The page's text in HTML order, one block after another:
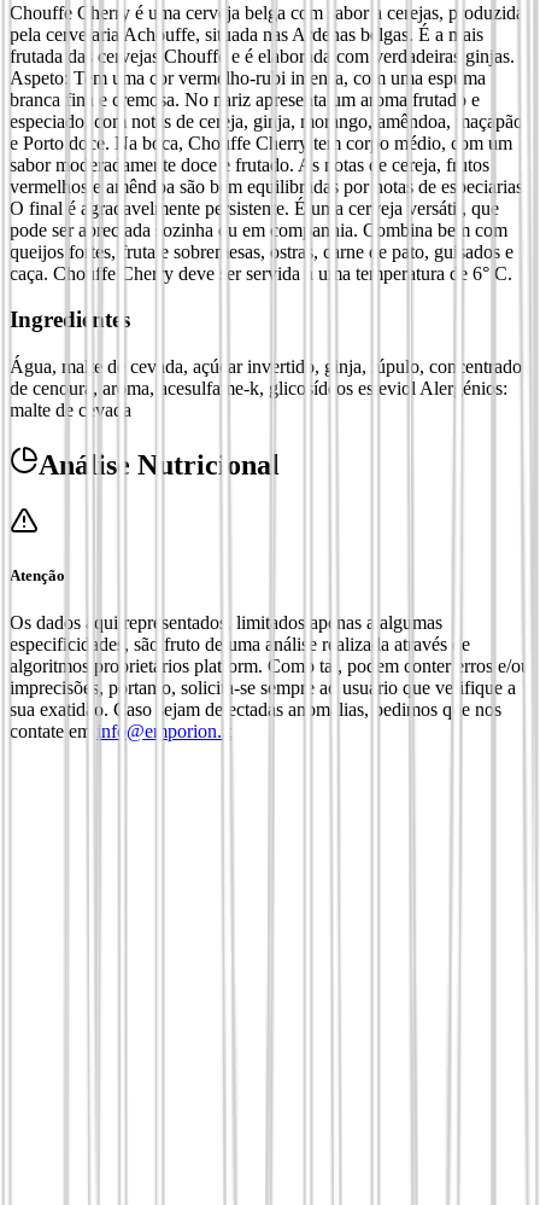
Chouffe Cherry é uma cerveja belga com sabor a cerejas, produzida
pela cervejaria Achouffe, situada nas Ardenas belgas. É a mais
frutada das cervejas Chouffe e é elaborada com verdadeiras ginjas.
Aspeto: Tem uma cor vermelho-rubi intensa, com uma espuma
branca fina e cremosa. No nariz apresenta um aroma frutado e
especiado, com notas de cereja, ginja, morango, amêndoa, maçapão
e Porto doce. Na boca, Chouffe Cherry tem corpo médio, com um
sabor moderadamente doce e frutado. As notas de cereja, frutos
vermelhos e amêndoa são bem equilibradas por notas de especiarias.
O final é agradavelmente persistente. É uma cerveja versátil, que
pode ser apreciada sozinha ou em companhia. Combina bem com
queijos fortes, fruta e sobremesas, ostras, carne de pato, guisados e
caça. Chouffe Cherry deve ser servida a uma temperatura de 6° C.
Ingredientes
Água, malte de cevada, açúcar invertido, ginja, lúpulo, concentrado
de cenoura, aroma, acesulfame-k, glicosídeos esteviol Alergénios:
malte de cevada
Análise Nutricional
Atenção
Os dados aqui representados, limitados apenas a algumas
especificidades, são fruto de uma análise realizada através de
algoritmos proprietários platform. Como tal, podem conter erros e/ou
imprecisões, portanto, solicita-se sempre ao usuário que verifique a
sua exatidão. Caso sejam detectadas anomalias, pedimos que nos
contate em info@emporion.it